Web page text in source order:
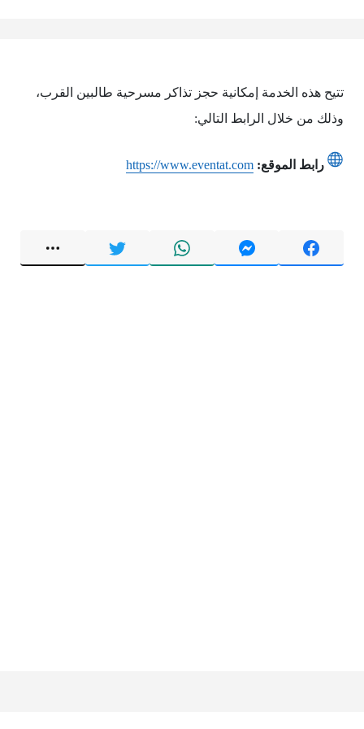
تتيح هذه الخدمة إمكانية حجز تذاكر مسرحية طالبين القرب،
وذلك من خلال الرابط التالي:
رابط الموقع: https://www.eventat.com